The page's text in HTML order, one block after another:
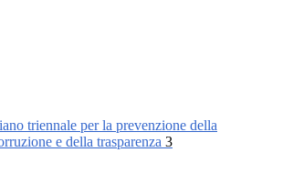
triennale per la prevenzione della
e della trasparenza 3